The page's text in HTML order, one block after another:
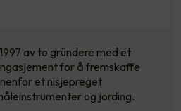
av to gründere med et
for å fremskaffe
et nisjepreget
og jording.